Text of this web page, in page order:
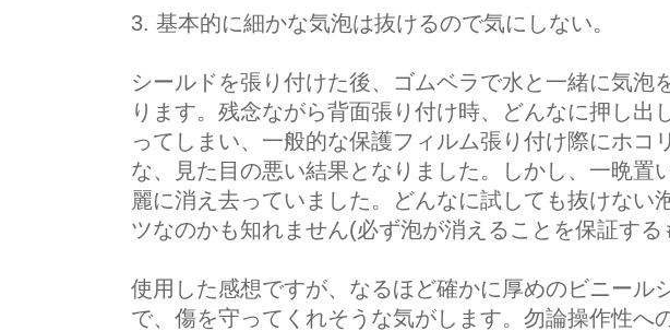
3. 基本的に細かな気泡は抜けるので気にしない。
シールドを張り付けた後、ゴムベラで水と一緒に気泡
ります。残念ながら背面張り付け時、どんなに押し出
ってしまい、一般的な保護フィルム張り付け際にホコ
な、見た目の悪い結果となりました。しかし、一晩置
麗に消え去っていました。どんなに試しても抜けない
ツなのかも知れません(必ず泡が消えることを保証する
使用した感想ですが、なるほど確かに厚めのビニール
で、傷を守ってくれそうな気がします。勿論操作性へ